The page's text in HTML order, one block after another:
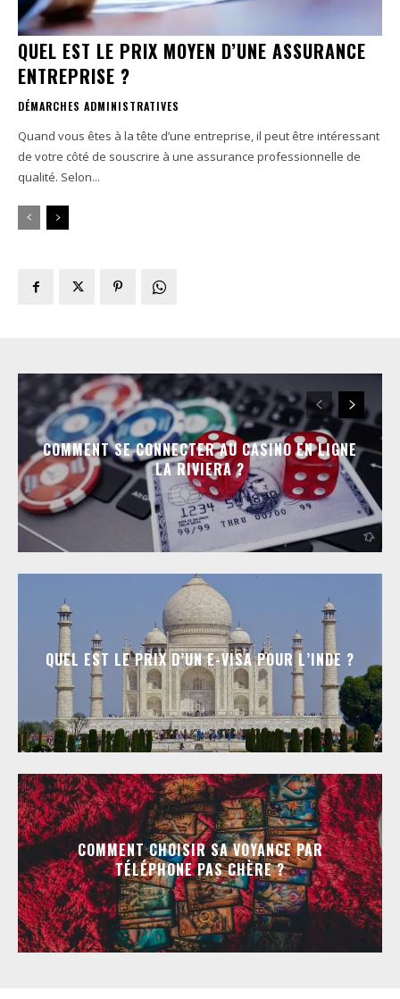
QUEL EST LE PRIX MOYEN D’UNE ASSURANCE
ENTREPRISE ?
DÉMARCHES ADMINISTRATIVES
Quand vous êtes à la tête d’une entreprise, il peut être intéressant
de votre côté de souscrire à une assurance professionnelle de
qualité. Selon...
COMMENT SE CONNECTER AU CASINO EN LIGNE
LA RIVIERA ?
QUEL EST LE PRIX D’UN E-VISA POUR L’INDE ?
COMMENT CHOISIR SA VOYANCE PAR
TÉLÉPHONE PAS CHÈRE ?